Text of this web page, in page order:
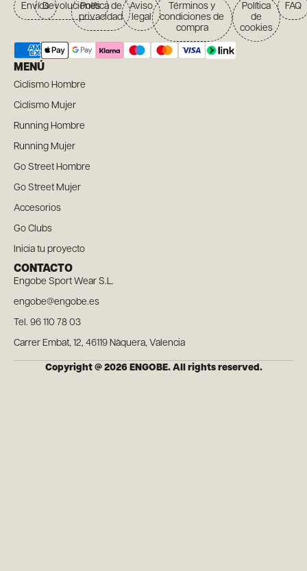
EnvíosDevolucionesPolítica de
privacidad
Aviso
legal
Términos y
condiciones de
compra
Política
de
cookies
FAQ
MENÚ
Ciclismo Hombre
Ciclismo Mujer
Running Hombre
Running Mujer
Go Street Hombre
Go Street Mujer
Accesorios
Go Clubs
Inicia tu proyecto
CONTACTO
Engobe Sport Wear S.L.
engobe@engobe.es
Tel. 96 110 78 03
Carrer Embat, 12, 46119 Nàquera, Valencia
Copyright @ 2026 ENGOBE. All rights reserved.